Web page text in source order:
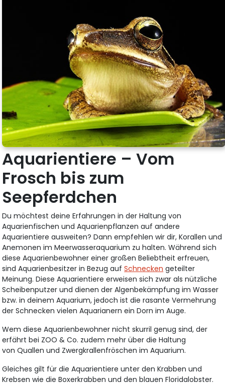
Aquarientiere – Vom
Frosch bis zum
Seepferdchen
Du möchtest deine Erfahrungen in der Haltung von
Aquarienfischen und Aquarienpflanzen auf andere
Aquarientiere ausweiten? Dann empfehlen wir dir, Korallen und
Anemonen im Meerwasseraquarium zu halten. Während sich
diese Aquarienbewohner einer großen Beliebtheit erfreuen,
sind Aquarienbesitzer in Bezug aufSchnecken geteilter
Meinung. Diese Aquarientiere erweisen sich zwar als nützliche
Scheibenputzer und dienen der Algenbekämpfung im Wasser
bzw. in deinem Aquarium, jedoch ist die rasante Vermehrung
der Schnecken vielen Aquarianern ein Dorn im Auge.
Wem diese Aquarienbewohner nicht skurril genug sind, der
erfährt bei ZOO & Co. zudem mehr über die Haltung
von Quallen und Zwergkrallenfröschen im Aquarium.
Gleiches gilt für die Aquarientiere unter den Krabben und
Krebsen wie die Boxerkrabben und den blauen Floridalobster.